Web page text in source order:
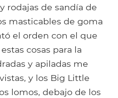
rodajas de sandía de
masticables de goma
el orden con el que
cosas para la
y apiladas me
y los Big Little
lomos, debajo de los